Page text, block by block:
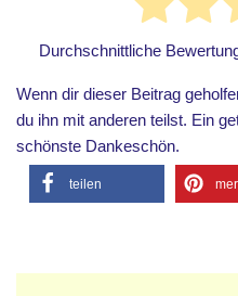
Durchschnittliche
Wenn dir dieser Beitrag
du ihn mit anderen teilst. Ein
schönste Dankeschön.
teilen